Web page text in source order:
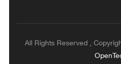
All Rights Reserved ,